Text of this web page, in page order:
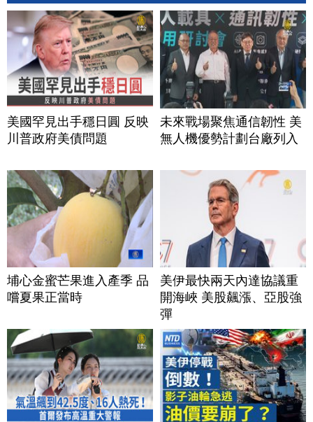
美國罕見出手穩日圓 反映
川普政府美債問題
未來戰場聚焦通信韌性 美
無人機優勢計劃台廠列入
埔心金蜜芒果進入產季 品
嚐夏果正當時
美伊最快兩天內達協議重
開海峽 美股飆漲、亞股強
彈